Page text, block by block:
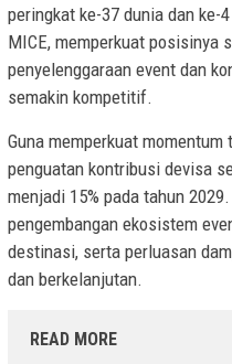
peringkat ke-37 dunia dan ke-
MICE, memperkuat posisinya
penyelenggaraan event dan
semakin kompetitif.
Guna memperkuat
penguatan kontribusi devisa
menjadi 15% pada tahun
pengembangan ekosistem
destinasi, serta perluasan
dan berkelanjutan.
READ MORE